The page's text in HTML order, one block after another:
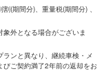
(期間分)、重量税(期間分) 、
外となる場合がございま
ンと異なり、継続車検・メ
びご契約満了2年前の返却をお